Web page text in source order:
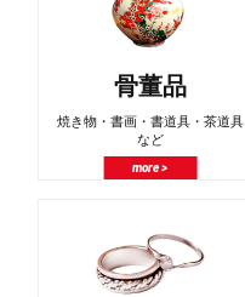
骨董品
焼き物・書画・書道具・茶道具
など
more >